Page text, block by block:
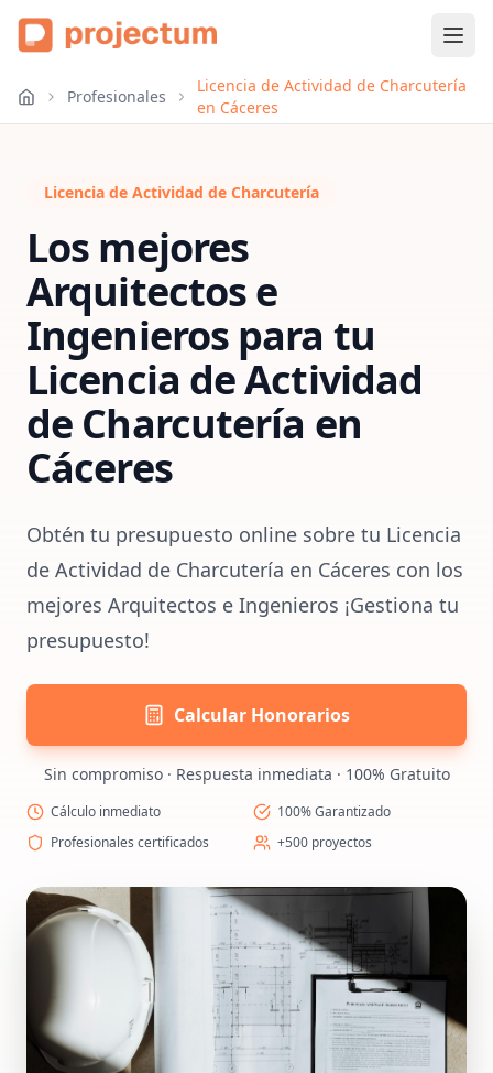
Profesionales
Licencia de Actividad de Charcutería
en Cáceres
Licencia de Actividad de Charcutería
Los mejores
Arquitectos e
Ingenieros para tu
Licencia de Actividad
de Charcutería en
Cáceres
Obtén tu presupuesto online sobre tu Licencia
de Actividad de Charcutería en Cáceres con los
mejores Arquitectos e Ingenieros ¡Gestiona tu
presupuesto!
Calcular Honorarios
Sin compromiso · Respuesta inmediata · 100% Gratuito
Cálculo inmediato
100% Garantizado
Profesionales certificados
+500 proyectos